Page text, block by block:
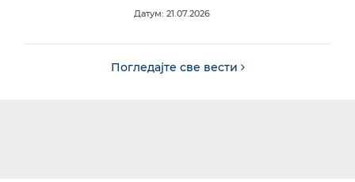
Датум: 21.07.2026
Погледајте све вести